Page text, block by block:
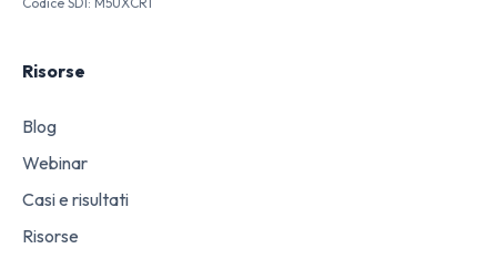
Risorse
Blog
Webinar
Casi e risultati
Risorse